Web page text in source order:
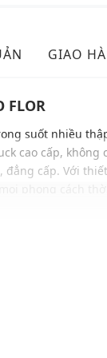
GIAO
FLOR
suốt nhiều
cao cấp, không
đẳng cấp. Với